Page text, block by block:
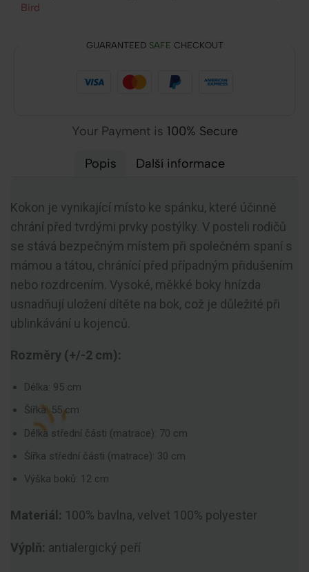
Bird
GUARANTEED SAFE CHECKOUT
Your Payment is 100% Secure
Popis Další informace
Kokon je vynikající místo ke spánku, které účinně
chrání před tvrdými prvky postýlky. V posteli rodičů
se stává bezpečným místem při společném spaní s
mámou a tátou, chránící před případným přidušením
nebo rozdrcením. Vysoké, měkké boky hnízda
usnadňují uložení dítěte na bok, což je důležité při
ublinkávání u kojenců.
Rozměry (+/-2 cm):
Délka: 95 cm
Šířka: 55 cm
Délka střední části (matrace): 70 cm
Šířka střední části (matrace): 30 cm
Výška boků: 12 cm
Materiál: 100% bavlna, velvet 100% polyester
Výplň: antialergický peří